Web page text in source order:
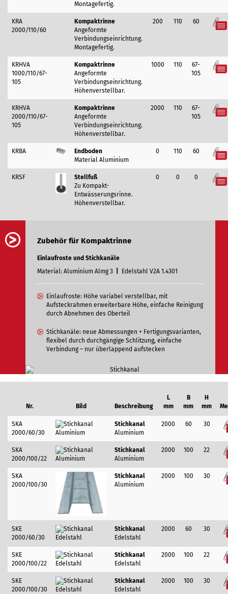
Montagefertig.
KRA
2000/110/60
Kompaktrinne
Angeformte
Verbindungseinrichtung.
Montagefertig.
200 110 60
KRHVA
1000/110/67-
105
Kompaktrinne
Angeformte
Verbindungseinrichtung.
Höhenverstellbar.
1000 110
67-
105
KRHVA
2000/110/67-
105
Kompaktrinne
Angeformte
Verbindungseinrichtung.
Höhenverstellbar.
2000 110
67-
105
KRBA
Endboden
Material Aluminium
0 110 60
KRSF
Stellfuß
Zu Kompakt-
Entwässerungsrinne.
Höhenverstellbar.
0 0 0
Zubehör für Kompaktrinne
Einlaufroste und Stichkanäle
Material: Aluminium Almg 3
Edelstahl V2A 1.4301
Einlaufroste: Höhe variabel verstellbar, mit
Aufsteckrahmen erweiterbare Höhe, einfache Reinigung
durch Abnehmen des Oberteil
Stichkanäle: neue Abmessungen + Fertigungsvarianten,
flexibel durch durchgängige Schlitzung, einfache
Verbindung – nur überlappend aufstecken
SKA
2000/60/30
Stichkanal
Aluminium
2000 60 30
SKA
2000/100/22
Stichkanal
Aluminium
2000 100 22
SKA
2000/100/30
Stichkanal
Aluminium
2000 100 30
SKE
2000/60/30
Stichkanal
Edelstahl
2000 60 30
SKE
2000/100/22
Stichkanal
Edelstahl
2000 100 22
SKE
2000/100/30
Stichkanal
Edelstahl
2000 100 30